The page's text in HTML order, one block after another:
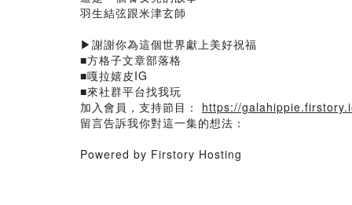
羽生結弦跟米津玄師
▶謝謝你為這個世界獻上美好祝福
■方格子文章部落格
■嘎拉嬉皮IG
■來社群平台找我玩
加入會員，支持節目： https://
留言告訴我你對這一集的想法：
Powered by Firstory Hosting